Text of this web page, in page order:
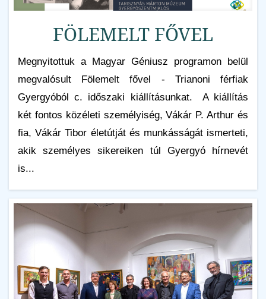
FÖLEMELT FŐVEL
Megnyitottuk a Magyar Géniusz programon belül
megvalósult Fölemelt fővel - Trianoni férfiak
Gyergyóból c. időszaki kiállításunkat. A kiállítás
két fontos közéleti személyiség, Vákár P. Arthur és
fia, Vákár Tibor életútját és munkásságát ismerteti,
akik személyes sikereiken túl Gyergyó hírnevét
is...